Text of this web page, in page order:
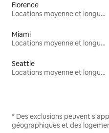
Florence
Locations moyenne et longue durée
Miami
Locations moyenne et longue durée
Seattle
Locations moyenne et longue durée
* Des exclusions peuvent
géographiques et des